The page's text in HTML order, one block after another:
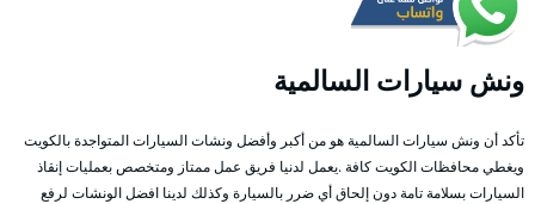
ونش سيارات السالمية
تأكد أن ونش سيارات السالمية هو من أكبر وأفضل ونشات السيارات المتواجدة بالكويت
ويغطي محافظات الكويت كافة .يعمل لدنيا فريق عمل ممتاز ومتخصص بعمليات إنقاذ
السيارات بسلامة تامة دون إلحاق أي ضرر بالسيارة وكذلك لدينا افضل الونشات لرفع